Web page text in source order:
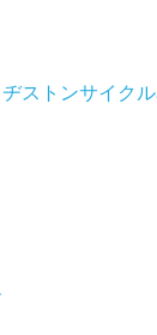
ヂストンサイク